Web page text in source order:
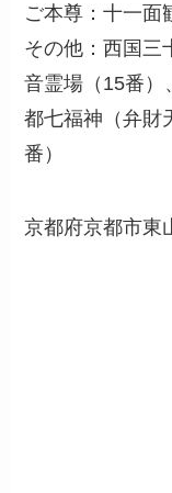
ご本尊：十一面
その他：西国三
音霊場（15番）
都七福神（弁財
番）
京都府京都市東